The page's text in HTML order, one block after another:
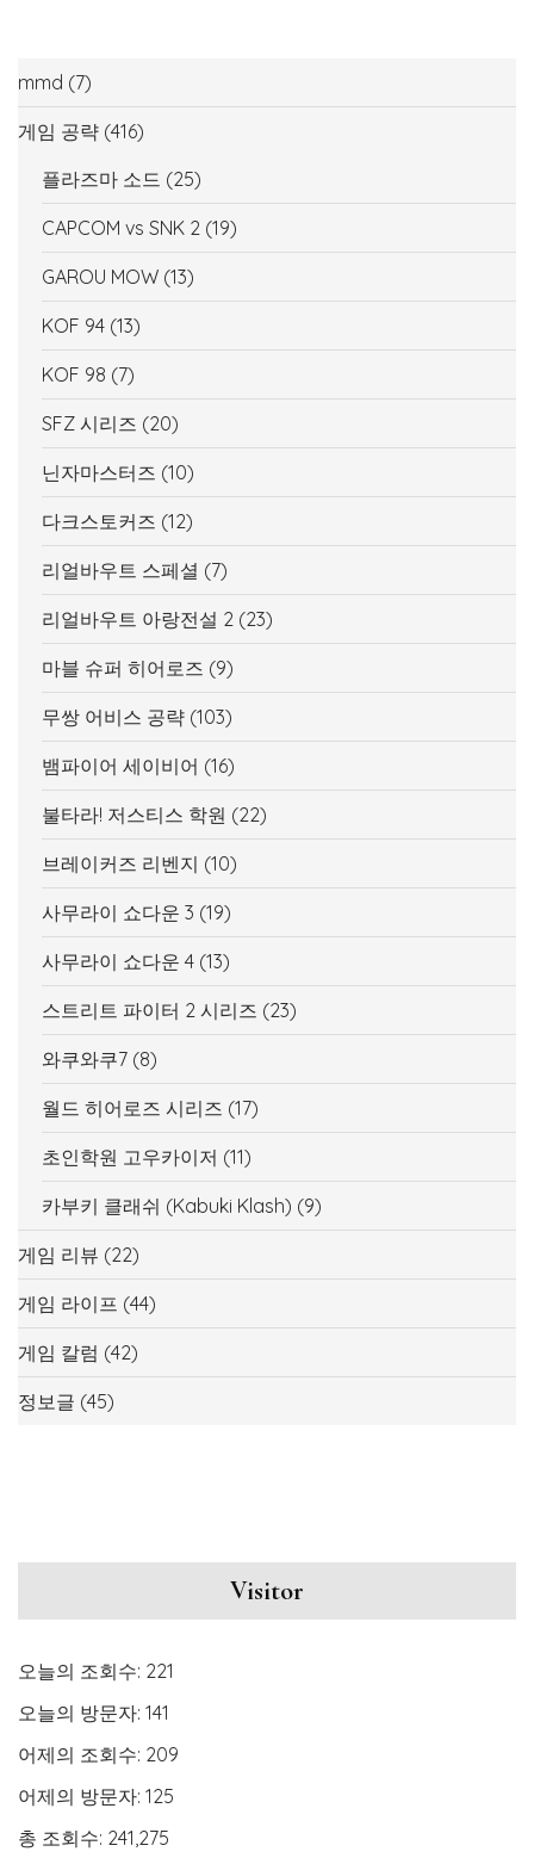
mmd (7)
게임 공략 (416)
플라즈마 소드 (25)
CAPCOM vs SNK 2 (19)
GAROU MOW (13)
KOF 94 (13)
KOF 98 (7)
SFZ 시리즈 (20)
닌자마스터즈 (10)
다크스토커즈 (12)
리얼바우트 스페셜 (7)
리얼바우트 아랑전설 2 (23)
마블 슈퍼 히어로즈 (9)
무쌍 어비스 공략 (103)
뱀파이어 세이비어 (16)
불타라! 저스티스 학원 (22)
브레이커즈 리벤지 (10)
사무라이 쇼다운 3 (19)
사무라이 쇼다운 4 (13)
스트리트 파이터 2 시리즈 (23)
와쿠와쿠7 (8)
월드 히어로즈 시리즈 (17)
초인학원 고우카이저 (11)
카부키 클래쉬 (Kabuki Klash) (9)
게임 리뷰 (22)
게임 라이프 (44)
게임 칼럼 (42)
정보글 (45)
Visitor
오늘의 조회수: 221
오늘의 방문자: 141
어제의 조회수: 209
어제의 방문자: 125
총 조회수: 241,275